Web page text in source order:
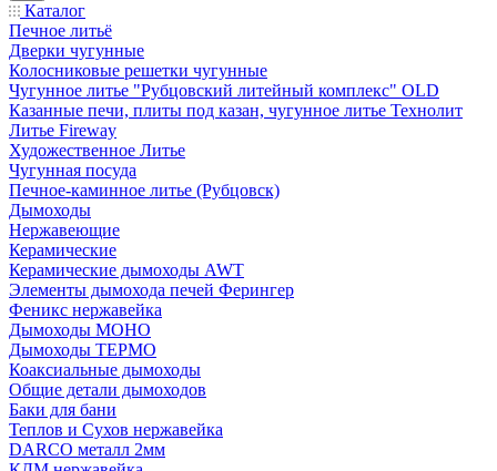
Каталог
Печное литьё
Дверки чугунные
Колосниковые решетки чугунные
Чугунное литье "Рубцовский литейный комплекс" OLD
Казанные печи, плиты под казан, чугунное литье Технолит
Литье Fireway
Художественное Литье
Чугунная посуда
Печное-каминное литье (Рубцовск)
Дымоходы
Нержавеющие
Керамические
Керамические дымоходы AWT
Элементы дымохода печей Ферингер
Феникс нержавейка
Дымоходы МОНО
Дымоходы ТЕРМО
Коаксиальные дымоходы
Общие детали дымоходов
Баки для бани
Теплов и Сухов нержавейка
DARCO металл 2мм